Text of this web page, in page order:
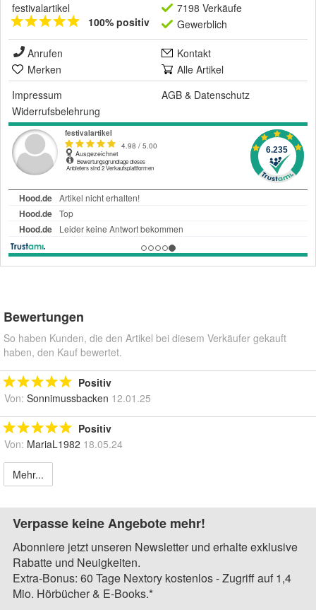
festivalartikel
100% positiv
7198 Verkäufe
Gewerblich
Anrufen
Kontakt
Merken
Alle Artikel
Impressum
AGB & Datenschutz
Widerrufsbelehrung
Bewertungen
So haben Kunden, die den Artikel bei diesem Verkäufer gekauft
haben, den Kauf bewertet.
Positiv
Von: Sonnimussbacken 12.01.25
Positiv
Von: MariaL1982 18.05.24
Mehr...
Verpasse keine Angebote mehr!
Abonniere jetzt unseren Newsletter und erhalte exklusive
Rabatte und Neuigkeiten.
Extra-Bonus: 60 Tage Nextory kostenlos - Zugriff auf 1,4
Mio. Hörbücher & E-Books.*